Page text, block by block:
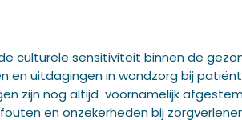
culturele sensitiviteit binnen de
en uitdagingen in wondzorg bij
zijn nog altijd voornamelijk
en onzekerheden bij